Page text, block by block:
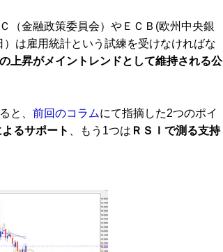
（金融政策委員会）やＥＣＢ(欧州中央銀
は雇用統計という試練を受けなければな
上昇がメイントレンドとして維持される公
と、 前回のコラムにて指摘した2つのポイ
るサポート 、もう1つは ＲＳＩで測る支持